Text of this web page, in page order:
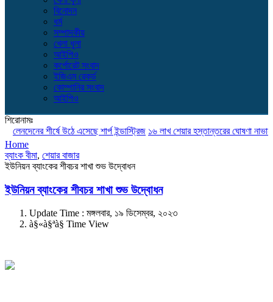
বিনোদন
ধর্ম
সম্পাদকীয়
খেলা ধুলা
আইপিও
কর্পোরেট সংবাদ
ইজিএম রেকর্ড
কোম্পানির সংবাদ
আইপিও
শিরোনামঃ
লেনদেনের শীর্ষে উঠে এসেছে শার্প ইন্ডাস্ট্রিজ ১৬ লাখ শেয়ার হস্তান্তরের ঘোষণা নাভানা
Home
ব্যাংক বীমা, শেয়ার বাজার
ইউনিয়ন ব্যাংকের শীবচর শাখা শুভ উদ্বোধন
ইউনিয়ন ব্যাংকের শীবচর শাখা শুভ উদ্বোধন
Update Time : মঙ্গলবার, ১৯ ডিসেম্বর, ২০২৩
à§«à§ªà§­ Time View